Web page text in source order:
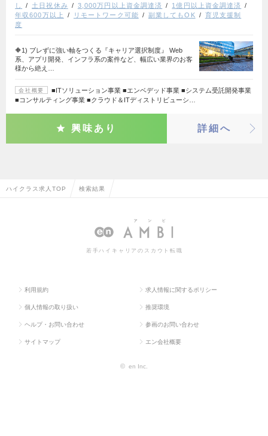
し
土日祝休み 3,000万円以上資金調達済
1億円以上資金調達済
年収600万以上
リモートワーク可能 副業してもOK
育児支援制
度
🔶1) ブレずに強い軸をつくる『キャリア選択制度』 Web
系、アプリ開発、インフラ系の案件など、幅広い業界のお客
様から絶え…
会社概要
■ITソリューション事業 ■エンベデッド事業 ■システム受託開発事業
■コンサルティング事業 ■クラウド＆ITディストリビューシ…
興味あり 詳細へ
ハイクラス求人TOP 検索結果
若手ハイキャリアのスカウト転職
利用規約 求人情報に関するポリシー
個人情報の取り扱い 推奨環境
ヘルプ・お問い合わせ 参画のお問い合わせ
サイトマップ エン会社概要
© en Inc.